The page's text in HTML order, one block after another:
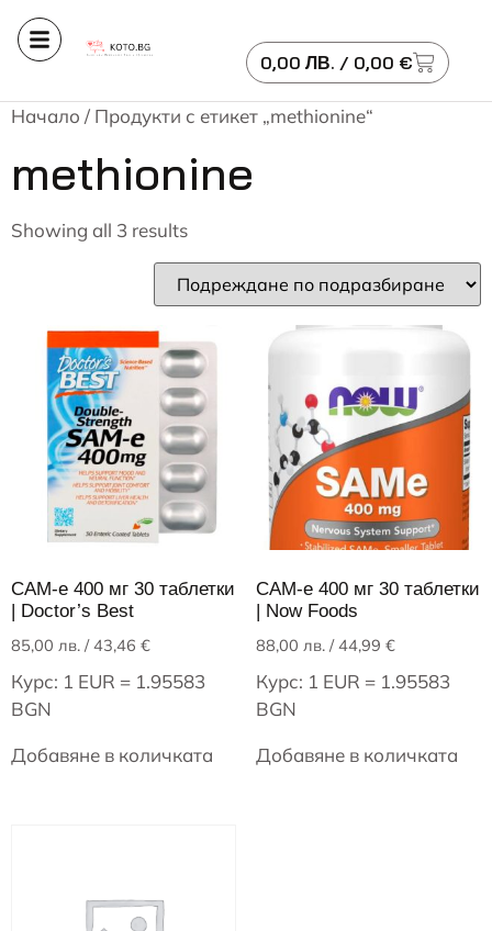
0,00 ЛВ. / 0,00 €
Начало / Продукти с етикет „methionine“
methionine
Showing all 3 results
САМ-е 400 мг 30 таблетки
| Doctor’s Best
85,00 лв. / 43,46 €
Курс: 1 EUR = 1.95583
BGN
Добавяне в количката
САМ-е 400 мг 30 таблетки
| Now Foods
88,00 лв./ 44,99 €
Курс: 1 EUR = 1.95583
BGN
Добавяне в количката